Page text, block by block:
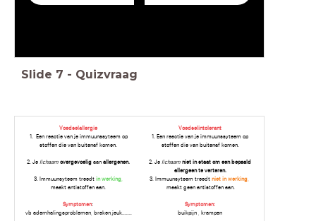
Slide 7 - Quizvraag
Voedselallergie
1. Een reactie van je immuunssyteem op
stoffen die van buitenaf komen.
2. Je lichaam overgevoelig aanallergenen.
3. Immuunsyteem treedtin werking,
maakt antistoffen aan.
Symptomen:
vb ademhalingsproblemen, braken,jeuk.......
Voedselintolerant
1. Een reactie van je immuunssyteem op
stoffen die van buitenaf komen.
2. Je lichaam niet in staat om een bepaald
allergeen te verteren.
3. Immuunsyteem treedtniet in werking,
maakt geen antistoffen aan.
Symptomen:
buikpijn , krampen